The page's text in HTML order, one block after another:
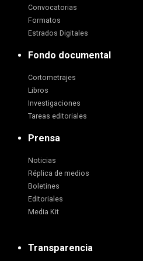
Convocatorias
Formatos
Estrados Digitales
Fondo documental
Cortometrajes
Libros
Investigaciones
Tareas editoriales
Prensa
Noticias
Réplica de medios
Boletines
Editoriales
Media Kit
Transparencia